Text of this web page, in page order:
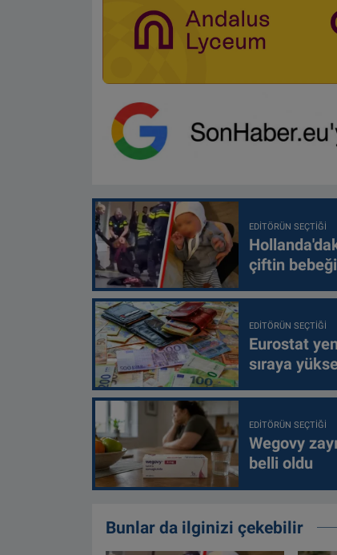
EDITÖRÜN SEÇTIĞI
çiftin bebeği
EDITÖRÜN SEÇTIĞI
Eurostat
sıraya
EDITÖRÜN SEÇTIĞI
Wegovy
belli oldu
Bunlar da ilginizi çekebilir